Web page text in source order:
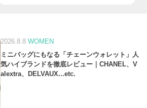
2026.8.8 WOMEN
ミニバッグにもなる「チェーンウォレット」人
気ハイブランドを徹底レビュー｜CHANEL、V
alextra、DELVAUX...etc.